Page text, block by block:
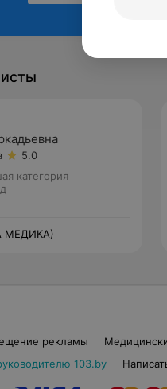
5.0
категория
МЕДИКА)
рекламы
103.by